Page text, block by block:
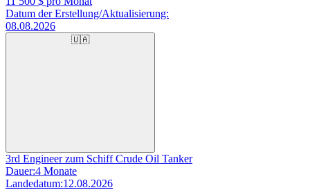
Datum der Erstellung/Aktualisierung:
08.08.2026
🇺🇦
3rd Engineer zum Schiff Crude Oil Tanker
Dauer:4 Monate
Landedatum:12.08.2026